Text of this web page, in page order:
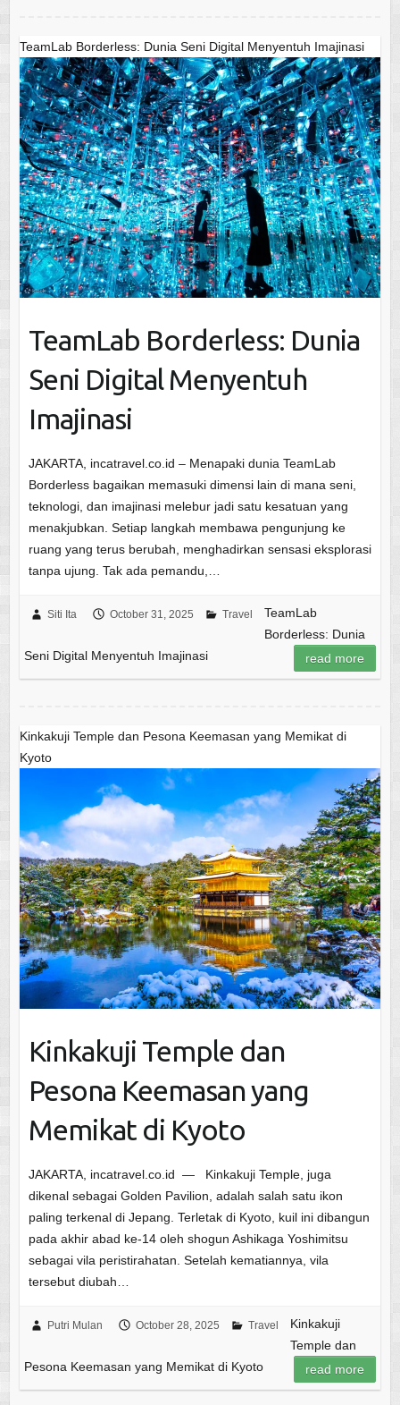
TeamLab Borderless: Dunia Seni Digital Menyentuh Imajinasi
TeamLab Borderless: Dunia
Seni Digital Menyentuh
Imajinasi
JAKARTA, incatravel.co.id – Menapaki dunia TeamLab
Borderless bagaikan memasuki dimensi lain di mana seni,
teknologi, dan imajinasi melebur jadi satu kesatuan yang
menakjubkan. Setiap langkah membawa pengunjung ke
ruang yang terus berubah, menghadirkan sensasi eksplorasi
tanpa ujung. Tak ada pemandu,…
Siti Ita October 31, 2025 Travel
TeamLab
Borderless: Dunia
Seni Digital Menyentuh Imajinasi
read more
Kinkakuji Temple dan Pesona Keemasan yang Memikat di
Kyoto
Kinkakuji Temple dan
Pesona Keemasan yang
Memikat di Kyoto
JAKARTA, incatravel.co.id — Kinkakuji Temple, juga
dikenal sebagai Golden Pavilion, adalah salah satu ikon
paling terkenal di Jepang. Terletak di Kyoto, kuil ini dibangun
pada akhir abad ke-14 oleh shogun Ashikaga Yoshimitsu
sebagai vila peristirahatan. Setelah kematiannya, vila
tersebut diubah…
Putri Mulan October 28, 2025 Travel
Kinkakuji
Temple dan
Pesona Keemasan yang Memikat di Kyoto
read more